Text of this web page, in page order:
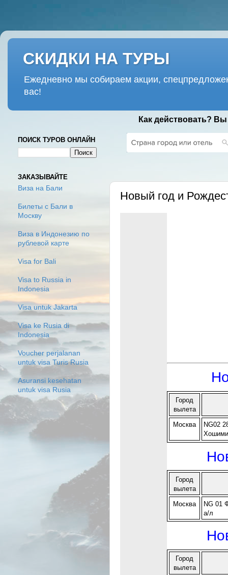
СКИДКИ НА ТУРЫ
Ежедневно мы собираем акции,
вас!
Как действовать?
Новый год и
Город
вылета
Москва
NG02
Город
вылета
Москва
NG 01
а/л
Город
вылета
ПОИСК ТУРОВ ОНЛАЙН
ЗАКАЗЫВАЙТЕ
Виза на Бали
Билеты с Бали в
Москву
Виза в Индонезию по
рублевой карте
Visa for Bali
Visa to Russia in
Indonesia
Visa untuk Jakarta
Visa ke Rusia di
Indonesia
Voucher perjalanan
untuk visa Turis Rusia
Asuransi kesehatan
untuk visa Rusia